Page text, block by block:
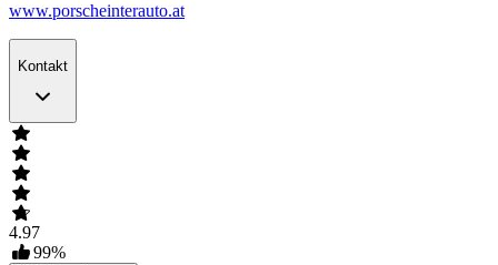
www.porscheinterauto.at
Kontakt
4.97
99%